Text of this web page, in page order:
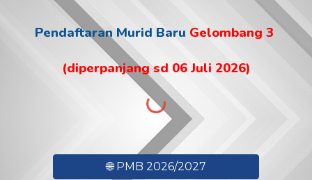
Pendaftaran Murid Baru Gelombang 3
(diperpanjang sd 06 Juli 2026)
🌐 PMB 2026/2027